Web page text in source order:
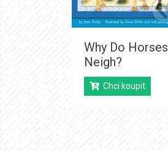
Why Do Horses
Neigh?
Chci koupit